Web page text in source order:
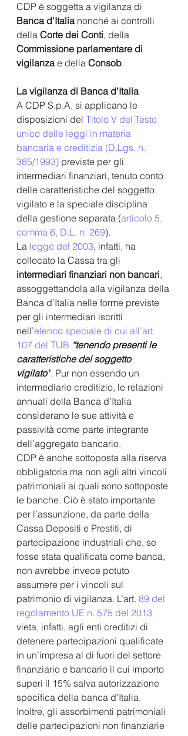
CDP è soggetta a vigilanza di
Banca d'Italia nonché ai controlli
della Corte dei Conti, della
Commissione parlamentare di
vigilanza e della Consob.
La vigilanza di Banca d'Italia
A CDP S.p.A. si applicano le
disposizioni del Titolo V del Testo
unico delle leggi in materia
bancaria e creditizia (D.Lgs. n.
385/1993) previste per gli
intermediari finanziari, tenuto conto
delle caratteristiche del soggetto
vigilato e la speciale disciplina
della gestione separata (articolo 5,
comma 6, D.L. n. 269).
La legge del 2003, infatti, ha
collocato la Cassa tra gli
intermediari finanziari non bancari,
assoggettandola alla vigilanza della
Banca d’Italia nelle forme previste
per gli intermediari iscritti
nell’elenco speciale di cui all’art.
107 del TUB “tenendo presenti le
caratteristiche del soggetto
vigilato”. Pur non essendo un
intermediario creditizio, le relazioni
annuali della Banca d’Italia
considerano le sue attività e
passività come parte integrante
dell’aggregato bancario.
CDP è anche sottoposta alla riserva
obbligatoria ma non agli altri vincoli
patrimoniali ai quali sono sottoposte
le banche. Ciò è stato importante
per l’assunzione, da parte della
Cassa Depositi e Prestiti, di
partecipazione industriali che, se
fosse stata qualificata come banca,
non avrebbe invece potuto
assumere per i vincoli sul
patrimonio di vigilanza. L’art. 89 del
regolamento UE n. 575 del 2013
vieta, infatti, agli enti creditizi di
detenere partecipazioni qualificate
in un’impresa al di fuori del settore
finanziario e bancario il cui importo
superi il 15% salva autorizzazione
specifica della banca d’Italia.
Inoltre, gli assorbimenti patrimoniali
delle partecipazioni non finanziarie